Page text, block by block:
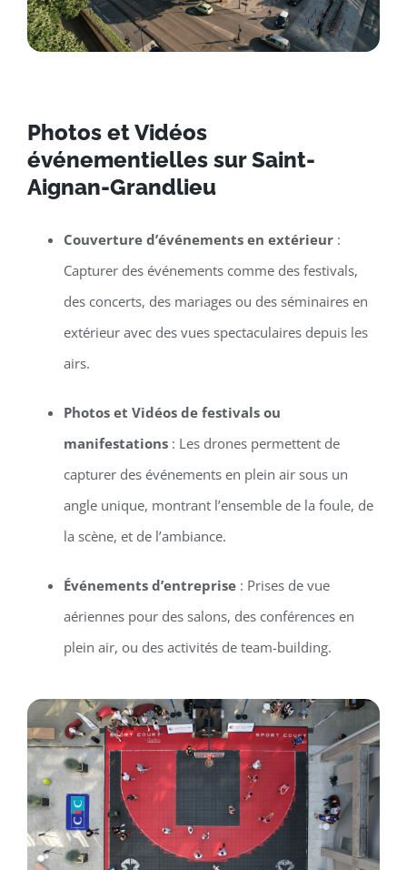
Photos et Vidéos
événementielles sur Saint-
Aignan-Grandlieu
Couverture d’événements en extérieur:
Capturer des événements comme des festivals,
des concerts, des mariages ou des séminaires en
extérieur avec des vues spectaculaires depuis les
airs.
Photos et Vidéos de festivals ou
manifestations: Les drones permettent de
capturer des événements en plein air sous un
angle unique, montrant l’ensemble de la foule, de
la scène, et de l’ambiance.
Événements d’entreprise: Prises de vue
aériennes pour des salons, des conférences en
plein air, ou des activités de team-building.